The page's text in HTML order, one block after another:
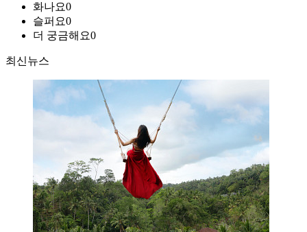
화나요0
슬퍼요0
더 궁금해요0
최신뉴스